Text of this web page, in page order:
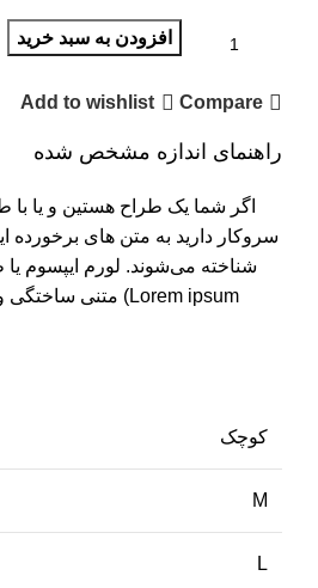
افزودن به سبد خرید
Compare
Add to wishlist
راهنمای اندازه مشخص شده
اگر شما یک طراح هستین و یا
سروکار دارید به متن های برخورده
شناخته می‌شوند. لورم ایپسوم یا
Lorem ipsum) متنی ساختگی و بدون معنی است
کوچک
M
L